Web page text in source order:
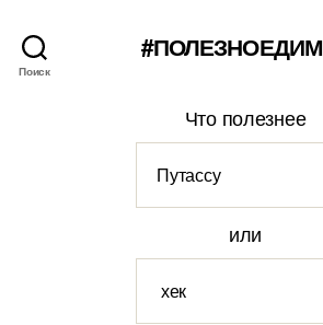
Поиск
Что полезнее
или